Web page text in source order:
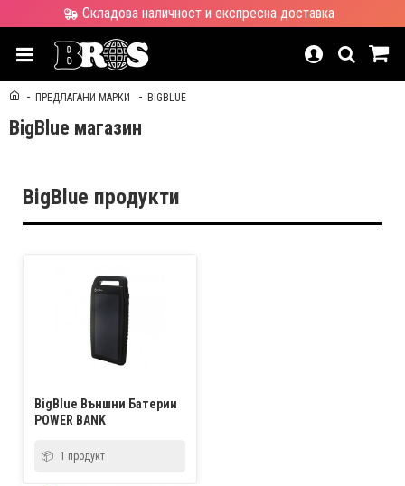
Складова наличност и експресна доставка
ПРЕДЛАГАНИ МАРКИ BIGBLUE
BigBlue магазин
BigBlue продукти
BigBlue Външни Батерии
POWER BANK
1 продукт